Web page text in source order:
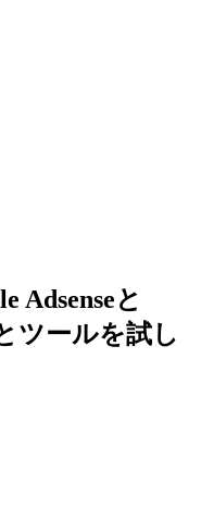
Adsenseと
ツールを試し